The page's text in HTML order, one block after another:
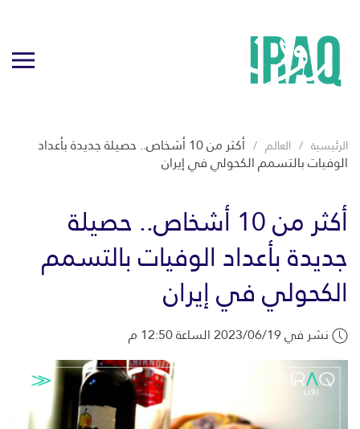
الرئيسية العالم أكثر من 10 أشخاص.. حصيلة جديدة بأعداد
الوفيات بالتسمم الكحولي في إيران
أكثر من 10 أشخاص.. حصيلة
جديدة بأعداد الوفيات بالتسمم
الكحولي في إيران
نشر في 2023/06/19 الساعة 12:50 م